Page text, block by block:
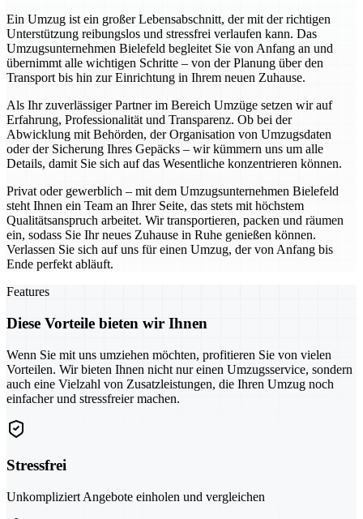
Ein Umzug ist ein großer Lebensabschnitt, der mit der richtigen
Unterstützung reibungslos und stressfrei verlaufen kann. Das
Umzugsunternehmen Bielefeld begleitet Sie von Anfang an und
übernimmt alle wichtigen Schritte – von der Planung über den
Transport bis hin zur Einrichtung in Ihrem neuen Zuhause.
Als Ihr zuverlässiger Partner im Bereich Umzüge setzen wir auf
Erfahrung, Professionalität und Transparenz. Ob bei der
Abwicklung mit Behörden, der Organisation von Umzugsdaten
oder der Sicherung Ihres Gepäcks – wir kümmern uns um alle
Details, damit Sie sich auf das Wesentliche konzentrieren können.
Privat oder gewerblich – mit dem Umzugsunternehmen Bielefeld
steht Ihnen ein Team an Ihrer Seite, das stets mit höchstem
Qualitätsanspruch arbeitet. Wir transportieren, packen und räumen
ein, sodass Sie Ihr neues Zuhause in Ruhe genießen können.
Verlassen Sie sich auf uns für einen Umzug, der von Anfang bis
Ende perfekt abläuft.
Features
Diese Vorteile bieten wir Ihnen
Wenn Sie mit uns umziehen möchten, profitieren Sie von vielen
Vorteilen. Wir bieten Ihnen nicht nur einen Umzugsservice, sondern
auch eine Vielzahl von Zusatzleistungen, die Ihren Umzug noch
einfacher und stressfreier machen.
Stressfrei
Unkompliziert Angebote einholen und vergleichen